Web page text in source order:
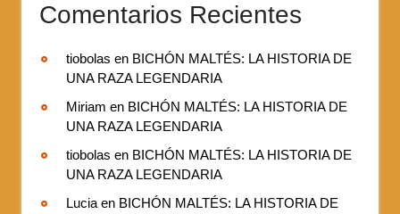
Comentarios Recientes
tiobolas en BICHÓN MALTÉS: LA HISTORIA DE
UNA RAZA LEGENDARIA
Miriam en BICHÓN MALTÉS: LA HISTORIA DE
UNA RAZA LEGENDARIA
tiobolas en BICHÓN MALTÉS: LA HISTORIA DE
UNA RAZA LEGENDARIA
Lucia en BICHÓN MALTÉS: LA HISTORIA DE